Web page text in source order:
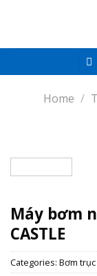
Home /
Máy bơm
CASTLE
Categories: Bơm